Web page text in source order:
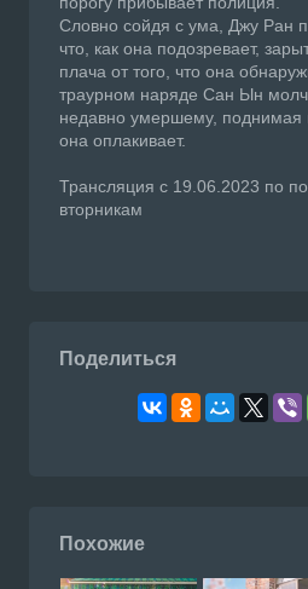
Словно сойдя с ума, Джу Ран
что, как она подозревает,
плача от того, что она
траурном наряде Сан Ын
недавно умершему, поднимая
она оплакивает.
Трансляция с 19.06.2023 по
вторникам
Поделиться
Похожие